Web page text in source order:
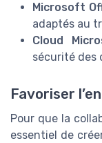
Microsoft
adaptés au
Cloud
sécurité des
Favoriser
Pour que la
essentiel de